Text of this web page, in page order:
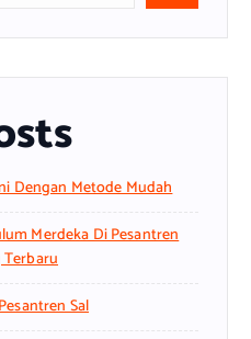
Dengan Metode Mudah
Merdeka Di Pesantren
Terbaru
Sal